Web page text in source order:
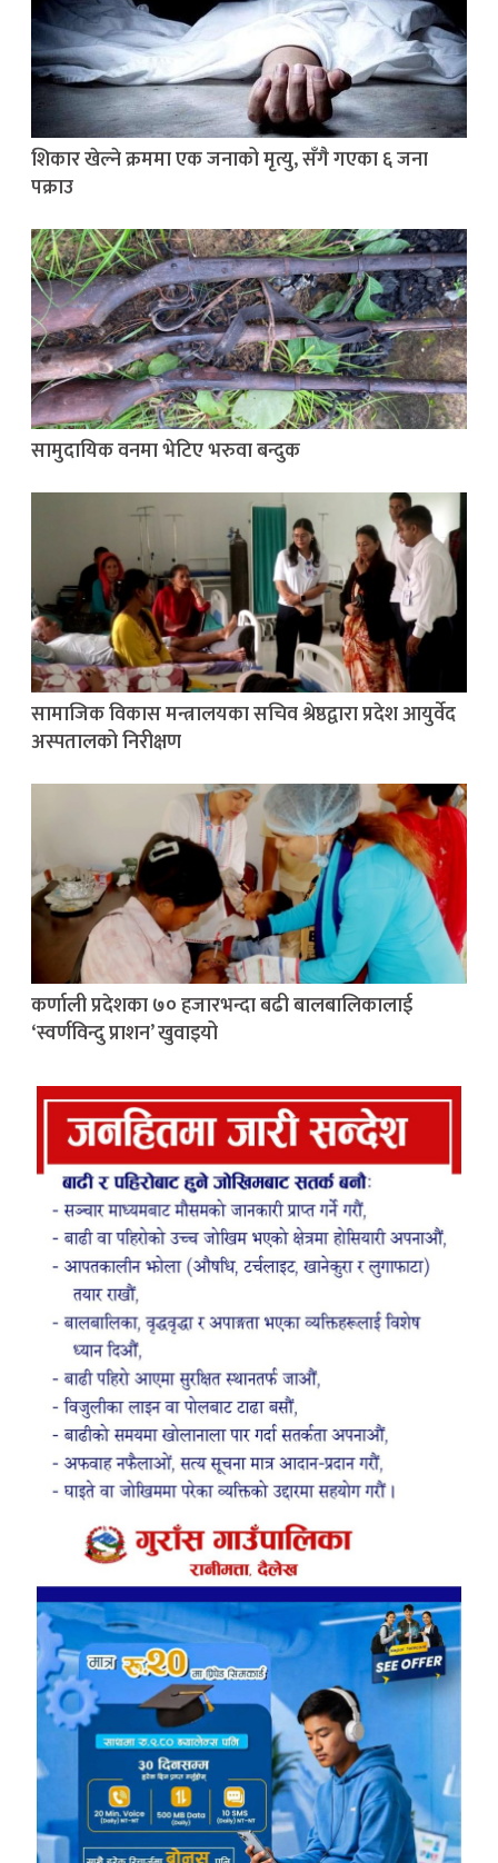
शिकार खेल्ने क्रममा एक जनाको मृत्यु, सँगै गएका ६ जना
पक्राउ
सामुदायिक वनमा भेटिए भरुवा बन्दुक
सामाजिक विकास मन्त्रालयका सचिव श्रेष्ठद्वारा प्रदेश आयुर्वेद
अस्पतालको निरीक्षण
कर्णाली प्रदेशका ७० हजारभन्दा बढी बालबालिकालाई
‘स्वर्णविन्दु प्राशन’ खुवाइयो